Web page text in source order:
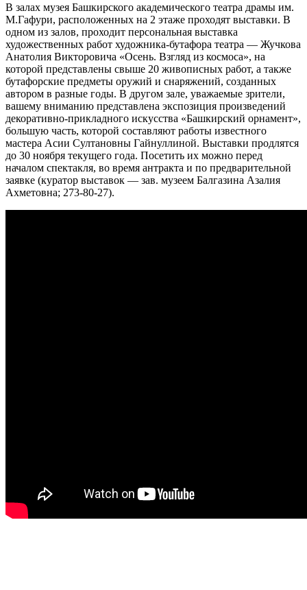
В залах музея Башкирского академического театра драмы им.
М.Гафури, расположенных на 2 этаже проходят выставки. В
одном из залов, проходит персональная выставка
художественных работ художника-бутафора театра — Жучкова
Анатолия Викторовича «Осень. Взгляд из космоса», на
которой представлены свыше 20 живописных работ, а также
бутафорские предметы оружий и снаряжений, созданных
автором в разные годы. В другом зале, уважаемые зрители,
вашему вниманию представлена экспозиция произведений
декоративно-прикладного искусства «Башкирский орнамент»,
большую часть, которой составляют работы известного
мастера Асии Султановны Гайнуллиной. Выставки продлятся
до 30 ноября текущего года. Посетить их можно перед
началом спектакля, во время антракта и по предварительной
заявке (куратор выставок — зав. музеем Балгазина Азалия
Ахметовна; 273-80-27).